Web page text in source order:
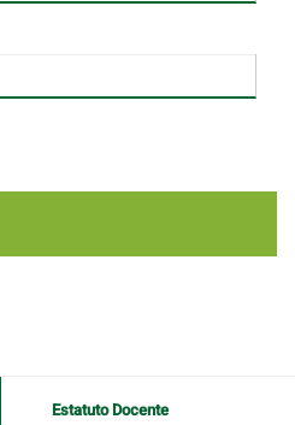
Estatuto Docente